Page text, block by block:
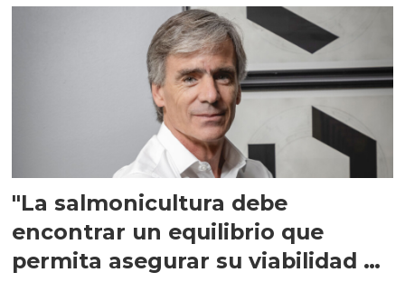
"La salmonicultura debe
encontrar un equilibrio que
permita asegurar su viabilidad de